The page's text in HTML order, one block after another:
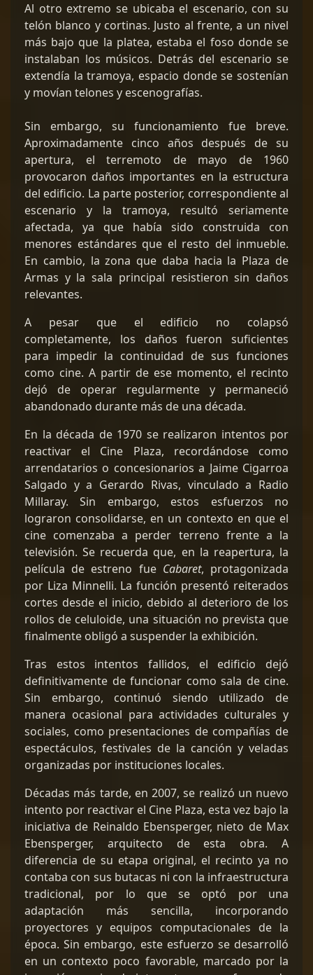
Al otro extremo se ubicaba el escenario, con su
telón blanco y cortinas. Justo al frente, a un nivel
más bajo que la platea, estaba el foso donde se
instalaban los músicos. Detrás del escenario se
extendía la tramoya, espacio donde se sostenían
y movían telones y escenografías.
Sin embargo, su funcionamiento fue breve.
Aproximadamente cinco años después de su
apertura, el terremoto de mayo de 1960
provocaron daños importantes en la estructura
del edificio. La parte posterior, correspondiente al
escenario y la tramoya, resultó seriamente
afectada, ya que había sido construida con
menores estándares que el resto del inmueble.
En cambio, la zona que daba hacia la Plaza de
Armas y la sala principal resistieron sin daños
relevantes.
A pesar que el edificio no colapsó
completamente, los daños fueron suficientes
para impedir la continuidad de sus funciones
como cine. A partir de ese momento, el recinto
dejó de operar regularmente y permaneció
abandonado durante más de una década.
En la década de 1970 se realizaron intentos por
reactivar el Cine Plaza, recordándose como
arrendatarios o concesionarios a Jaime Cigarroa
Salgado y a Gerardo Rivas, vinculado a Radio
Millaray. Sin embargo, estos esfuerzos no
lograron consolidarse, en un contexto en que el
cine comenzaba a perder terreno frente a la
televisión. Se recuerda que, en la reapertura, la
película de estreno fue Cabaret, protagonizada
por Liza Minnelli. La función presentó reiterados
cortes desde el inicio, debido al deterioro de los
rollos de celuloide, una situación no prevista que
finalmente obligó a suspender la exhibición.
Tras estos intentos fallidos, el edificio dejó
definitivamente de funcionar como sala de cine.
Sin embargo, continuó siendo utilizado de
manera ocasional para actividades culturales y
sociales, como presentaciones de compañías de
espectáculos, festivales de la canción y veladas
organizadas por instituciones locales.
Décadas más tarde, en 2007, se realizó un nuevo
intento por reactivar el Cine Plaza, esta vez bajo la
iniciativa de Reinaldo Ebensperger, nieto de Max
Ebensperger, arquitecto de esta obra. A
diferencia de su etapa original, el recinto ya no
contaba con sus butacas ni con la infraestructura
tradicional, por lo que se optó por una
adaptación más sencilla, incorporando
proyectores y equipos computacionales de la
época. Sin embargo, este esfuerzo se desarrolló
en un contexto poco favorable, marcado por la